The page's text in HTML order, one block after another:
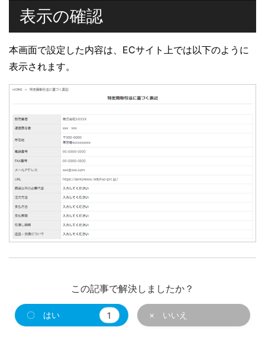
表示の確認
本画面で設定した内容は、ECサイト上では以下のように
表示されます。
この記事で解決しましたか？
〇 はい 1 × いいえ